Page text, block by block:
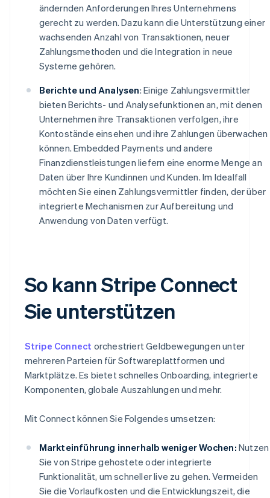
ändernden Anforderungen Ihres Unternehmens
gerecht zu werden. Dazu kann die Unterstützung einer
wachsenden Anzahl von Transaktionen, neuer
Zahlungsmethoden und die Integration in neue
Systeme gehören.
Berichte und Analysen: Einige Zahlungsvermittler
bieten Berichts- und Analysefunktionen an, mit denen
Unternehmen ihre Transaktionen verfolgen, ihre
Kontostände einsehen und ihre Zahlungen überwachen
können. Embedded Payments und andere
Finanzdienstleistungen liefern eine enorme Menge an
Daten über Ihre Kundinnen und Kunden. Im Idealfall
möchten Sie einen Zahlungsvermittler finden, der über
integrierte Mechanismen zur Aufbereitung und
Anwendung von Daten verfügt.
So kann Stripe Connect
Sie unterstützen
Stripe Connect orchestriert Geldbewegungen unter
mehreren Parteien für Softwareplattformen und
Marktplätze. Es bietet schnelles Onboarding, integrierte
Komponenten, globale Auszahlungen und mehr.
Mit Connect können Sie Folgendes umsetzen:
Markteinführung innerhalb weniger Wochen: Nutzen
Sie von Stripe gehostete oder integrierte
Funktionalität, um schneller live zu gehen. Vermeiden
Sie die Vorlaufkosten und die Entwicklungszeit, die